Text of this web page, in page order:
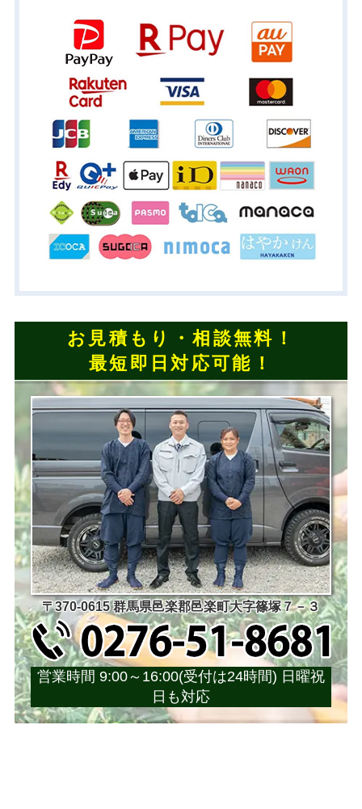
お見積もり・相談無料！
最短即日対応可能！
〒370-0615 群馬県邑楽郡邑楽町大字篠塚７－３
営業時間 9:00～16:00(受付は24時間) 日曜祝
日も対応